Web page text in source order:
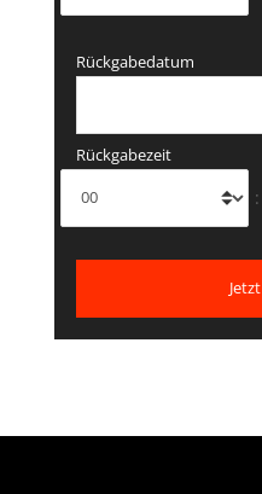
Rückgabedatum
Rückgabezeit
: